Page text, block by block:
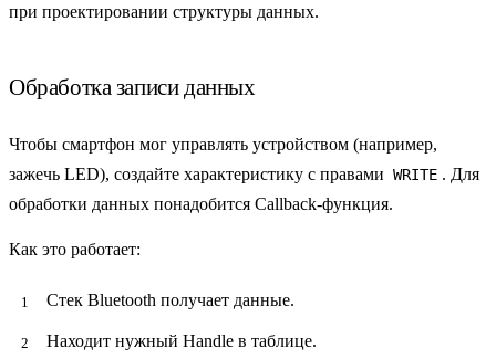
при проектировании структуры данных.
Обработка записи данных
Чтобы смартфон мог управлять устройством (например,
зажечь LED), создайте характеристику с правами WRITE . Для
обработки данных понадобится Callback-функция.
Как это работает:
Стек Bluetooth получает данные.
Находит нужный Handle в таблице.